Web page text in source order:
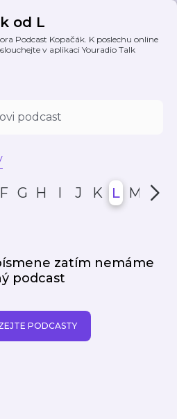
od L
Podcast Kopačák. K poslechu online
v aplikaci Youradio Talk
F G H I J K L M N
zatím nemáme
podcast
PODCASTY